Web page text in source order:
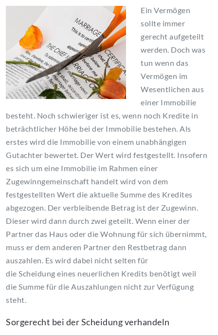
Ein Vermögen
sollte immer
gerecht aufgeteilt
werden. Doch was
tun wenn das
Vermögen im
Wesentlichen aus
einer Immobilie
besteht. Noch schwieriger ist es, wenn noch Kredite in
beträchtlicher Höhe bei der Immobilie bestehen. Als
erstes wird die Immobilie von einem unabhängigen
Gutachter bewertet. Der Wert wird festgestellt. Insofern
es sich um eine Immobilie im Rahmen einer
Zugewinngemeinschaft handelt wird von dem
festgestellten Wert die aktuelle Summe des Kredites
abgezogen. Der verbleibende Betrag ist der Zugewinn.
Dieser wird dann durch zwei geteilt. Wenn einer der
Partner das Haus oder die Wohnung für sich übernimmt,
muss er dem anderen Partner den Restbetrag dann
auszahlen. Es wird dabei nicht selten für
die Scheidung eines neuerlichen Kredits benötigt weil
die Summe für die Auszahlungen nicht zur Verfügung
steht.
Sorgerecht bei der Scheidung verhandeln